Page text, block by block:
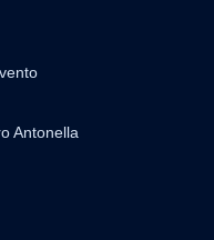
Antonella